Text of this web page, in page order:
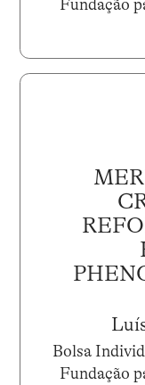
Fundação
Bolsa
Fundação